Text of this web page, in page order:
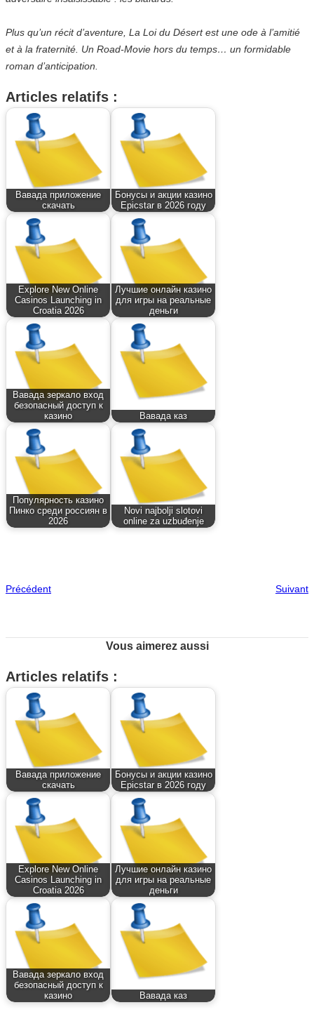
Plus qu’un récit d’aventure, La Loi du Désert est une ode à l’amitié
et à la fraternité. Un Road-Movie hors du temps… un formidable
roman d’anticipation.
Articles relatifs :
Вавада приложение
скачать
Бонусы и акции казино
Epicstar в 2026 году
Explore New Online
Casinos Launching in
Croatia 2026
Лучшие онлайн казино
для игры на реальные
деньги
Вавада зеркало вход
безопасный доступ к
казино
Вавада каз
Популярность казино
Пинко среди россиян в
2026
Novi najbolji slotovi
online za uzbuđenje
Précédent Suivant
Vous aimerez aussi
Articles relatifs :
Вавада приложение
скачать
Бонусы и акции казино
Epicstar в 2026 году
Explore New Online
Casinos Launching in
Croatia 2026
Лучшие онлайн казино
для игры на реальные
деньги
Вавада зеркало вход
безопасный доступ к
казино
Вавада каз